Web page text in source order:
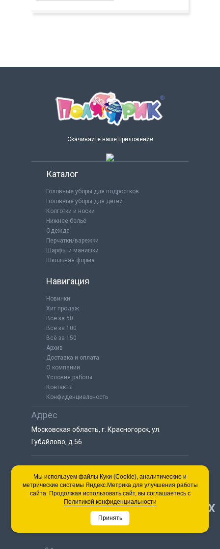
Скачивайте наше приложение
Каталог
Головные уборы для подростков
Головные уборы для детей
Колготки и носки
Нижнее бельё
Одежда
Перчатки/варежки
Шарфы и манишки
Школьная форма
Навигация
Новинки
Хит продаж
Всё за 50
Всё за 100
Всё за 150
Архив
Доставка и оплата
О компании
Условия работы
Контакты
Конфиденциальность
Адрес
Московская область, г. Красногорск, ул.
Губайлово, д.56
8 (925) 064-55-25
пн-сб с 9:00 до 18:00
8 (495) 563-03-35
пн-сб с 9:00 до 18:00 НАВЕРХ
Мы используем файлы Куки (Cookie), аналитические и
метрические системы Яндекс.Метрика для улучшения работы
сайта. Продолжая использовать сайт, вы соглашаетесь с
Политикой конфиденциальности
Принять